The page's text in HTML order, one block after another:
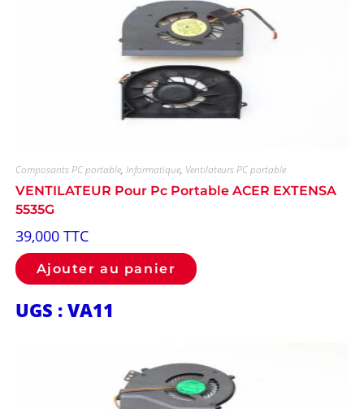
Composants PC portable, Informatique, Ventilateurs PC portable
VENTILATEUR Pour Pc Portable ACER EXTENSA
5535G
39,000 TTC
Ajouter au panier
UGS : VA11